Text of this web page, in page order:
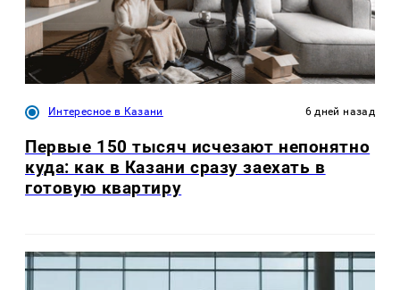
Интересное в Казани 6 дней назад
Первые 150 тысяч исчезают непонятно
куда: как в Казани сразу заехать в
готовую квартиру